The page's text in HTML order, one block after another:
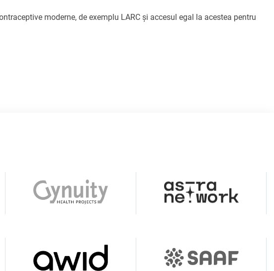
moderne, de exemplu LARC și accesul egal la acestea pentru